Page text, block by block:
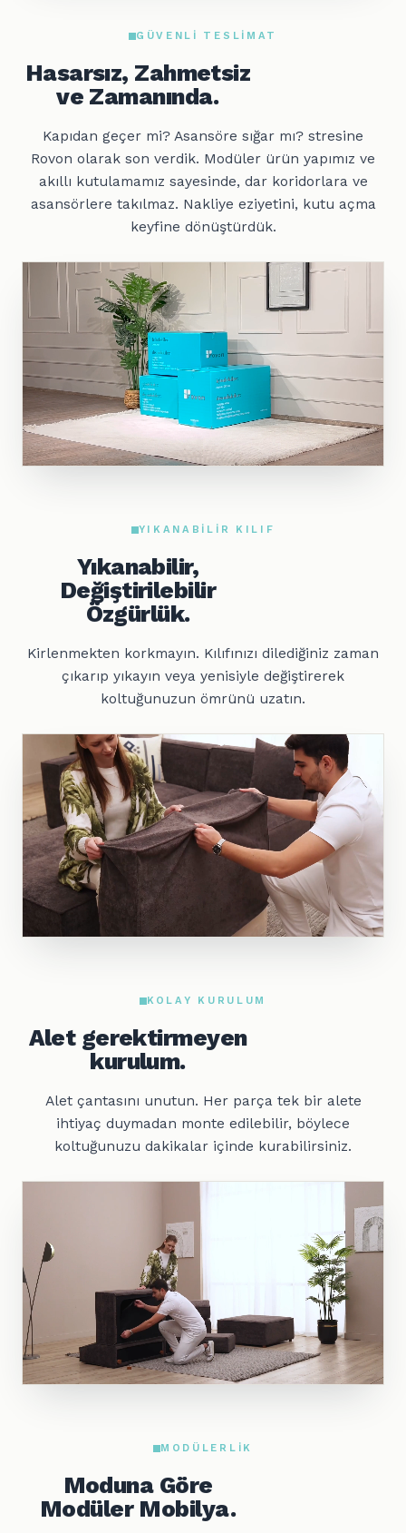
GÜVENLI TESLIMAT
Hasarsız, Zahmetsiz
ve Zamanında.
Kapıdan geçer mi? Asansöre sığar mı? stresine
Rovon olarak son verdik. Modüler ürün yapımız ve
akıllı kutulamamız sayesinde, dar koridorlara ve
asansörlere takılmaz. Nakliye eziyetini, kutu açma
keyfine dönüştürdük.
YIKANABILIR KILIF
Yıkanabilir,
Değiştirilebilir
Özgürlük.
Kirlenmekten korkmayın. Kılıfınızı dilediğiniz zaman
çıkarıp yıkayın veya yenisiyle değiştirerek
koltuğunuzun ömrünü uzatın.
KOLAY KURULUM
Alet gerektirmeyen
kurulum.
Alet çantasını unutun. Her parça tek bir alete
ihtiyaç duymadan monte edilebilir, böylece
koltuğunuzu dakikalar içinde kurabilirsiniz.
MODÜLERLIK
Moduna Göre
Modüler Mobilya.